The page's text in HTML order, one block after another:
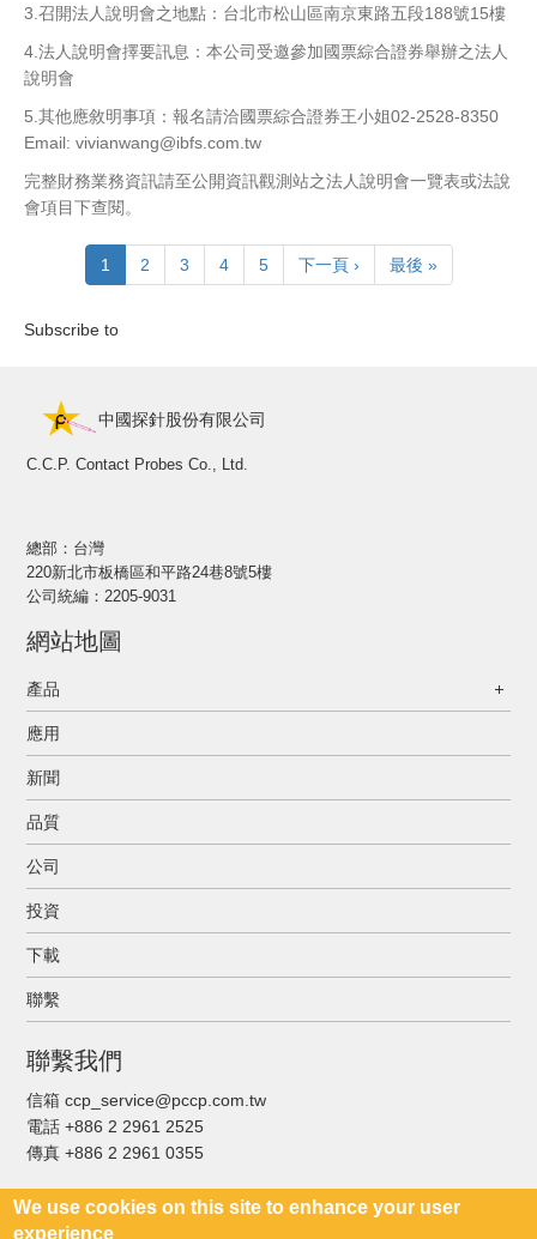
會
3.召開法人說明會之地點：台北市松山區南京東路五段188號15樓
4.法人說明會擇要訊息：本公司受邀參加國票綜合證券舉辦之法人
說明會
5.其他應敘明事項：報名請洽國票綜合證券王小姐02-2528-8350
Email: vivianwang@ibfs.com.tw
完整財務業務資訊請至公開資訊觀測站之法人說明會一覽表或法說
會項目下查閱。
Pagination
目
前
面
1
頁
面
2
頁
面
3
頁
面
4
頁
面
5
下
一
下一頁 ›
Last
page
最後 »
Subscribe to
中國探針股份有限公司
C.C.P. Contact Probes Co., Ltd.
總部：台灣
220新北市板橋區和平路24巷8號5樓
公司統編：2205-9031
網站地圖
產品
應用
新聞
品質
公司
投資
下載
聯繫
聯繫我們
信箱 ccp_service@pccp.com.tw
電話 +886 2 2961 2525
傳真 +886 2 2961 0355
We use cookies on this site to enhance your user
experience